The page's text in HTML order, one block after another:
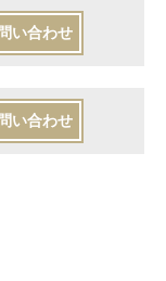
い合わせ
い合わせ